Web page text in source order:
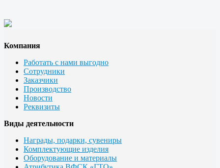
Компания
Работать с нами выгодно
Сотрудники
Заказчики
Производство
Новости
Реквизиты
Виды деятельности
Награды, подарки, сувениры
Комплектующие изделия
Оборудование и материалы